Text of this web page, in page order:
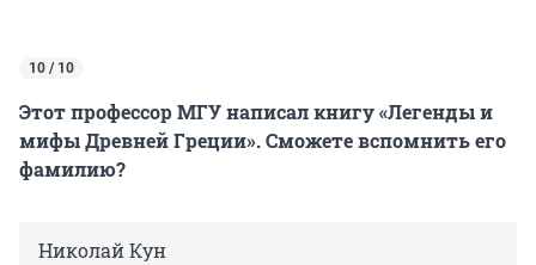
10 / 10
Этот профессор МГУ написал книгу «Легенды и
мифы Древней Греции». Сможете вспомнить его
фамилию?
Николай Кун